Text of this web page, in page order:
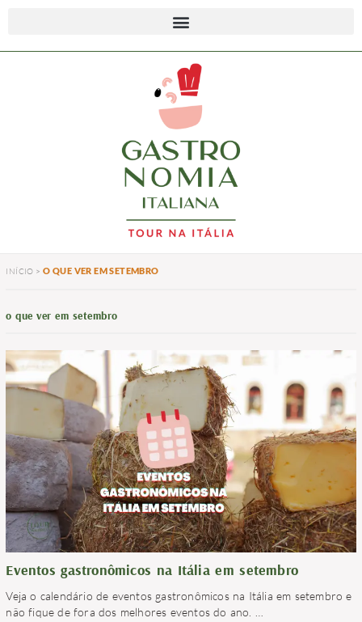
INÍCIO >O QUE VER EM SETEMBRO
o que ver em setembro
Eventos gastronômicos na Itália em setembro
Veja o calendário de eventos gastronômicos na Itália em setembro e
não fique de fora dos melhores eventos do ano.